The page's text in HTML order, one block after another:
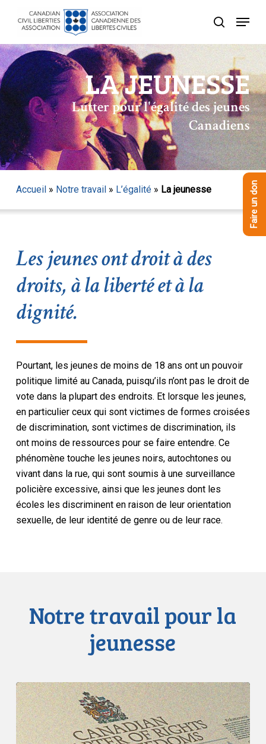
content
recherche
Menu
LA JEUNESSE
Lutter pour l'égalité des jeunes
Canadiens
Accueil» Notre travail» L’égalité» La jeunesse
Les jeunes ont droit à des
droits, à la liberté et à la
dignité.
Pourtant, les jeunes de moins de 18 ans ont un pouvoir
politique limité au Canada, puisqu’ils n’ont pas le droit de
vote dans la plupart des endroits. Et lorsque les jeunes,
en particulier ceux qui sont victimes de formes croisées
de discrimination, sont victimes de discrimination, ils
ont moins de ressources pour se faire entendre. Ce
phénomène touche les jeunes noirs, autochtones ou
vivant dans la rue, qui sont soumis à une surveillance
policière excessive, ainsi que les jeunes dont les
écoles les discriminent en raison de leur orientation
sexuelle, de leur identité de genre ou de leur race.
Notre travail pour la
jeunesse
L’ACLC
intervient
devant
la
Menu
Faire un don